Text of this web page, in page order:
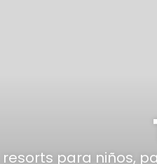
resorts para